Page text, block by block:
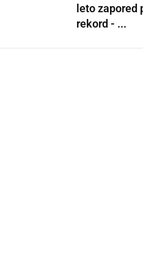
leto zapored
rekord - ...